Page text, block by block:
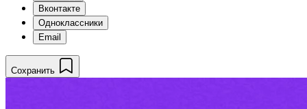
Вконтакте
Одноклассники
Email
Сохранить